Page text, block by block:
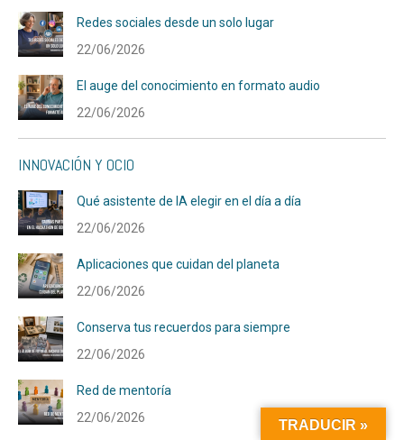
Redes sociales desde un solo lugar
22/06/2026
El auge del conocimiento en formato audio
22/06/2026
INNOVACIÓN Y OCIO
Qué asistente de IA elegir en el día a día
22/06/2026
Aplicaciones que cuidan del planeta
22/06/2026
Conserva tus recuerdos para siempre
22/06/2026
Red de mentoría
22/06/2026
TRADUCIR »